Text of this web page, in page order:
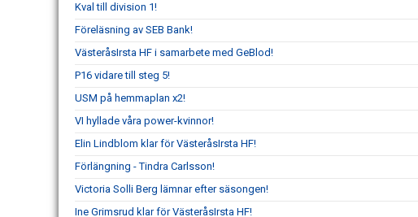
Kval till division 1!
Föreläsning av SEB Bank!
VästeråsIrsta HF i samarbete med GeBlod!
P16 vidare till steg 5!
USM på hemmaplan x2!
VI hyllade våra power-kvinnor!
Elin Lindblom klar för VästeråsIrsta HF!
Förlängning - Tindra Carlsson!
Victoria Solli Berg lämnar efter säsongen!
Ine Grimsrud klar för VästeråsIrsta HF!